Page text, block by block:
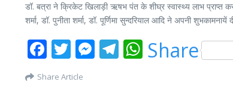
डॉ. बत्रा ने क्रिकेट खिलाड़ी ऋषभ पंत के शीघ्र स्वास्थ्य लाभ प्राप्त
शर्मा, डॉ. पुनीता शर्मा, डॉ. पूर्णिमा सुन्दरियाल आदि ने अपनी शुभकामनायें
Facebook
Twitter
Messenger
Telegram
Share
Share Article